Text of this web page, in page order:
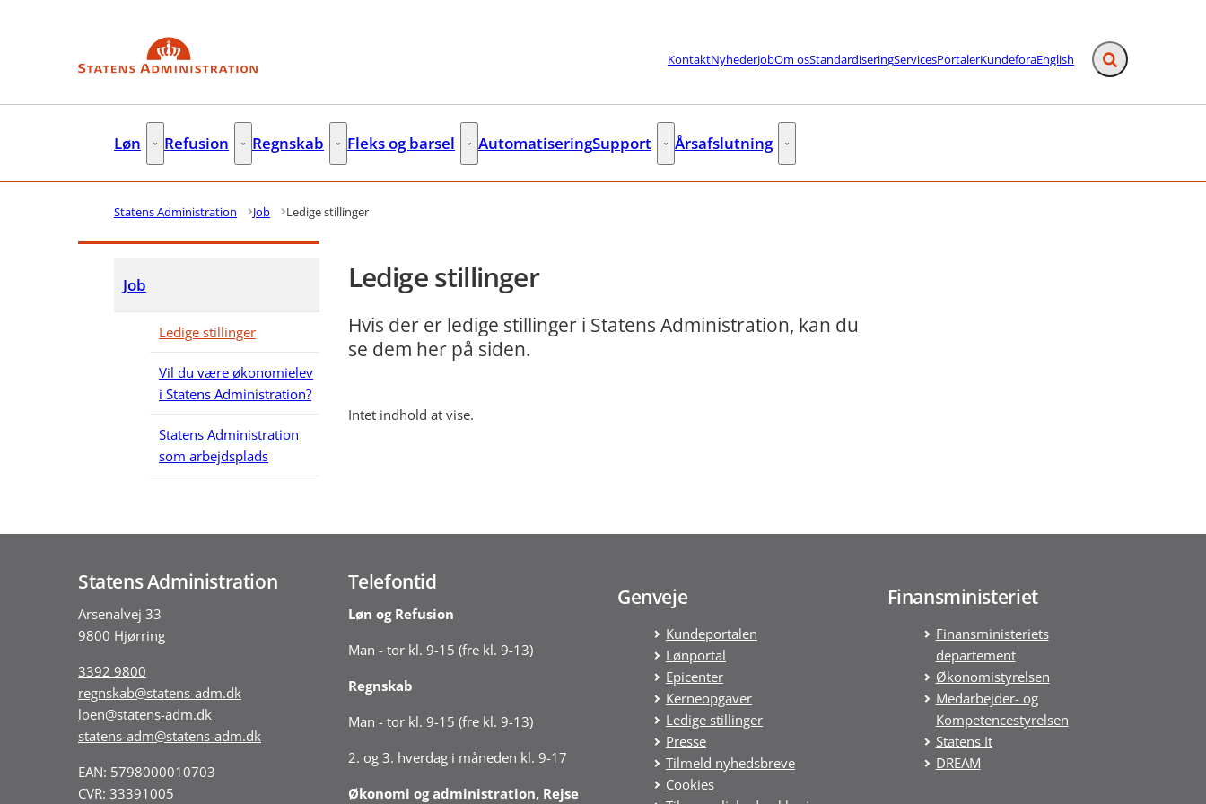
KontaktNyhederJobOm osStandardiseringServicesPortalerKundeforaEnglish Fold søgefelt ud
Løn Løn - Flere links
Refusion Refusion - Flere links
Regnskab Regnskab - Flere links
Fleks og barsel Fleks og barsel - Flere links
AutomatiseringSupport Support - Flere links
Årsafslutning Årsafslutning - Flere links
Statens Administration Job Ledige stillinger
Job
Ledige stillinger
Vil du være økonomielev
i Statens Administration?
Statens Administration
som arbejdsplads
Ledige stillinger
Hvis der er ledige stillinger i Statens Administration, kan du
se dem her på siden.
Intet indhold at vise.
Statens Administration
Arsenalvej 33
9800 Hjørring
3392 9800
regnskab@statens-adm.dk
loen@statens-adm.dk
statens-adm@statens-adm.dk
EAN: 5798000010703
CVR: 33391005
Telefontid
Løn og Refusion
Man - tor kl. 9-15 (fre kl. 9-13)
Regnskab
Man - tor kl. 9-15 (fre kl. 9-13)
2. og 3. hverdag i måneden kl. 9-17
Økonomi og administration, Rejse
Genveje
Kundeportalen
Lønportal
Epicenter
Kerneopgaver
Ledige stillinger
Presse
Tilmeld nyhedsbreve
Cookies
Finansministeriet
Finansministeriets
departement
Økonomistyrelsen
Medarbejder- og
Kompetencestyrelsen
Statens It
DREAM